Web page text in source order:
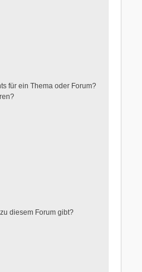
für ein Thema oder Forum?
diesem Forum gibt?